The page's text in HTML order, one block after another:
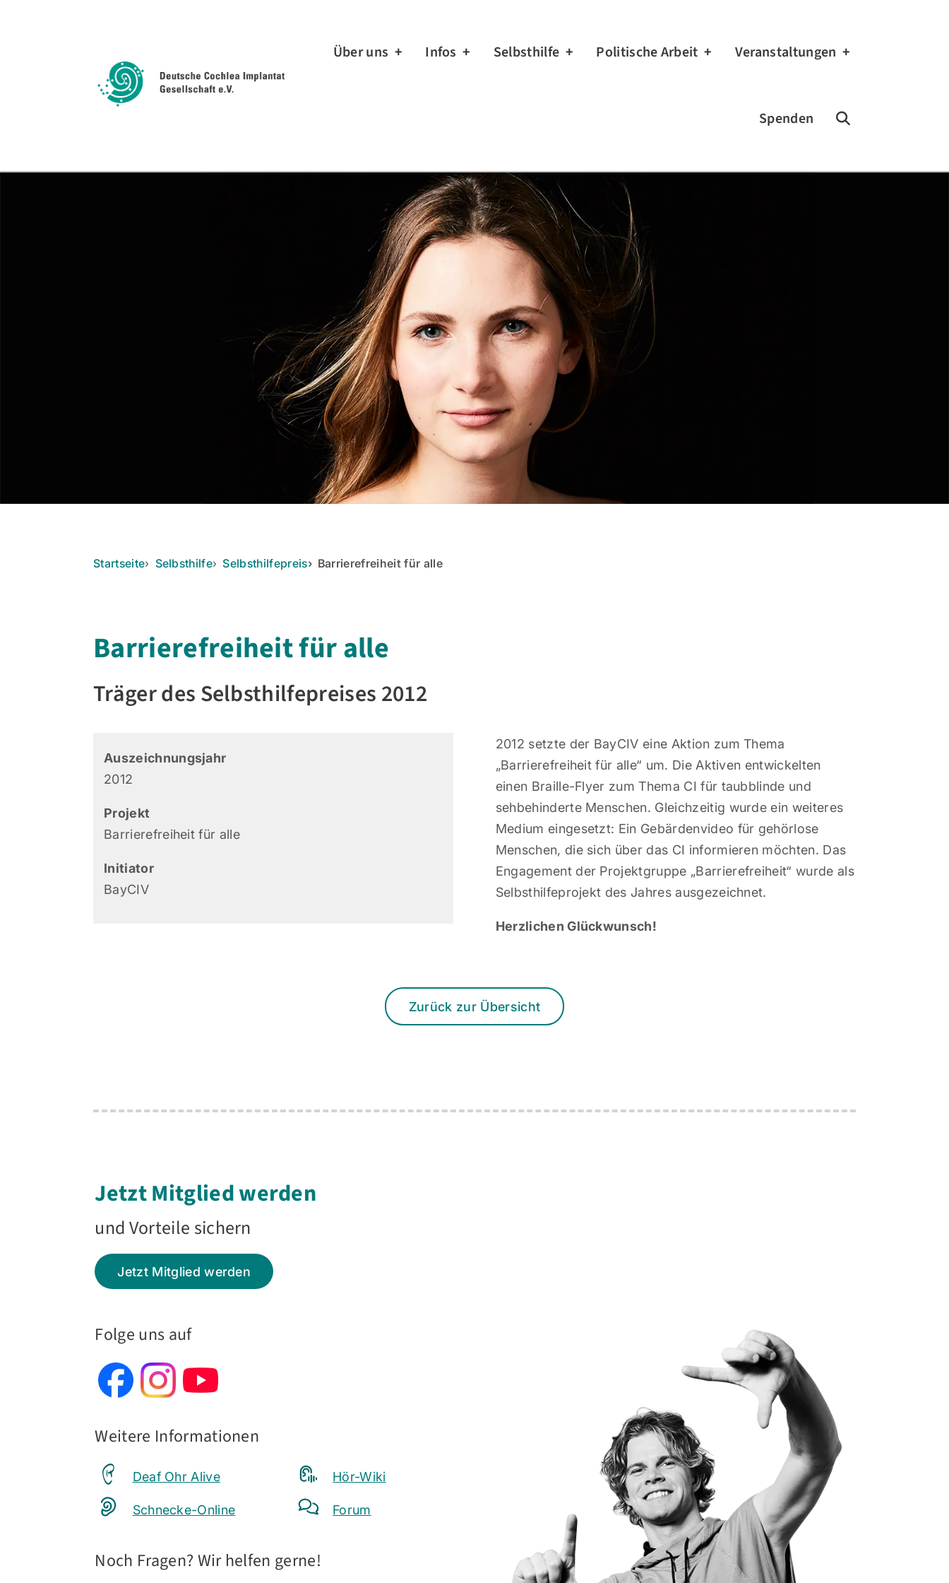
Über uns Infos Selbsthilfe Politische Arbeit Veranstaltungen
Spenden
Zur Suchseite
Startseite Selbsthilfe Selbsthilfepreis Barrierefreiheit für alle
Barrierefreiheit für alle
Träger des Selbsthilfepreises 2012
Auszeichnungsjahr
2012
Projekt
Barrierefreiheit für alle
Initiator
BayCIV
2012 setzte der BayCIV eine Aktion zum Thema
„Barrierefreiheit für alle“ um. Die Aktiven entwickelten
einen Braille-Flyer zum Thema CI für taubblinde und
sehbehinderte Menschen. Gleichzeitig wurde ein weiteres
Medium eingesetzt: Ein Gebärdenvideo für gehörlose
Menschen, die sich über das CI informieren möchten. Das
Engagement der Projektgruppe „Barrierefreiheit“ wurde als
Selbsthilfeprojekt des Jahres ausgezeichnet.
Herzlichen Glückwunsch!
Zurück zur Übersicht
Jetzt Mitglied werden
und Vorteile sichern
Jetzt Mitglied werden
Folge uns auf
Weitere Informationen
Deaf Ohr Alive
Schnecke-Online
Hör-Wiki
Forum
Noch Fragen? Wir helfen gerne!